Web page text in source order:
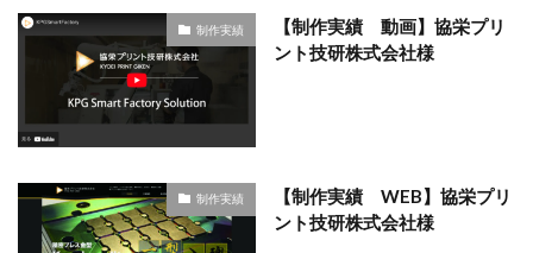
制作実績
【制作実績 動画】協栄プリ
ント技研株式会社様
制作実績
【制作実績 WEB】協栄プリ
ント技研株式会社様